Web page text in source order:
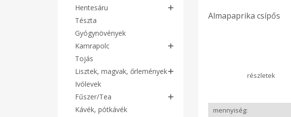
Hentesáru
Tészta
Gyógynövények
Kamrapolc
Tojás
Lisztek, magvak, őrlemények
Ivólevek
Fűszer/Tea
Kávék, pótkávék
Almapaprika csípős